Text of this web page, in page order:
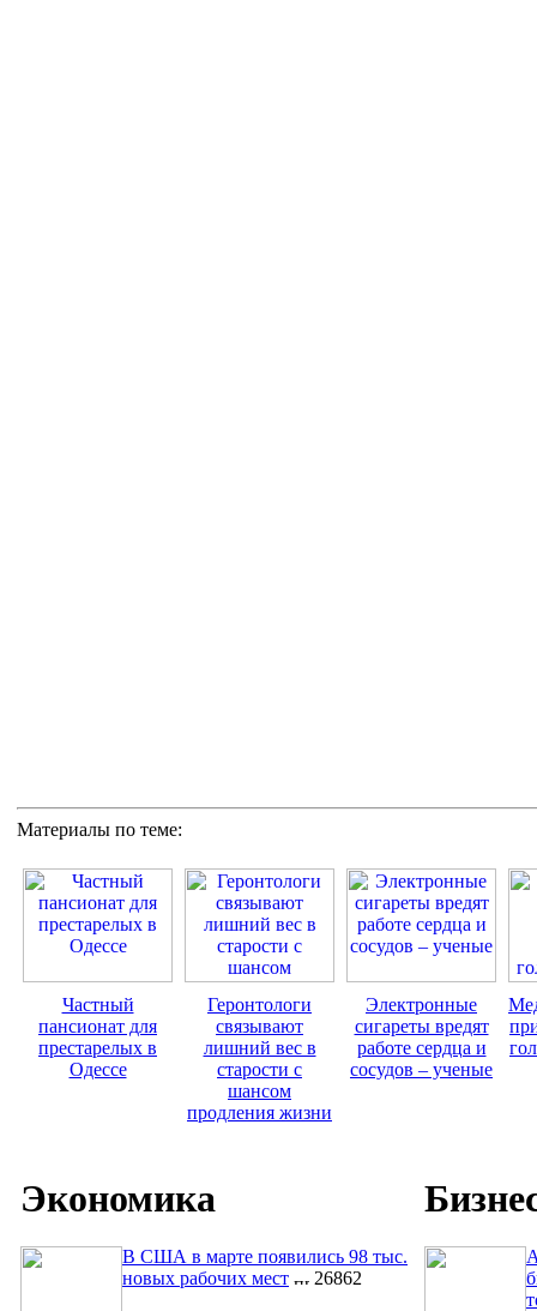
Материалы по теме:
Частный
пансионат для
престарелых в
Одессе
Геронтологи
связывают
лишний вec в
старости с
шансом
продления жизни
Электронные
сигареты вредят
работе сердца и
сосудов – ученые
Экономика
В США в марте появились 98 тыс.
новых рабочих мест
26862